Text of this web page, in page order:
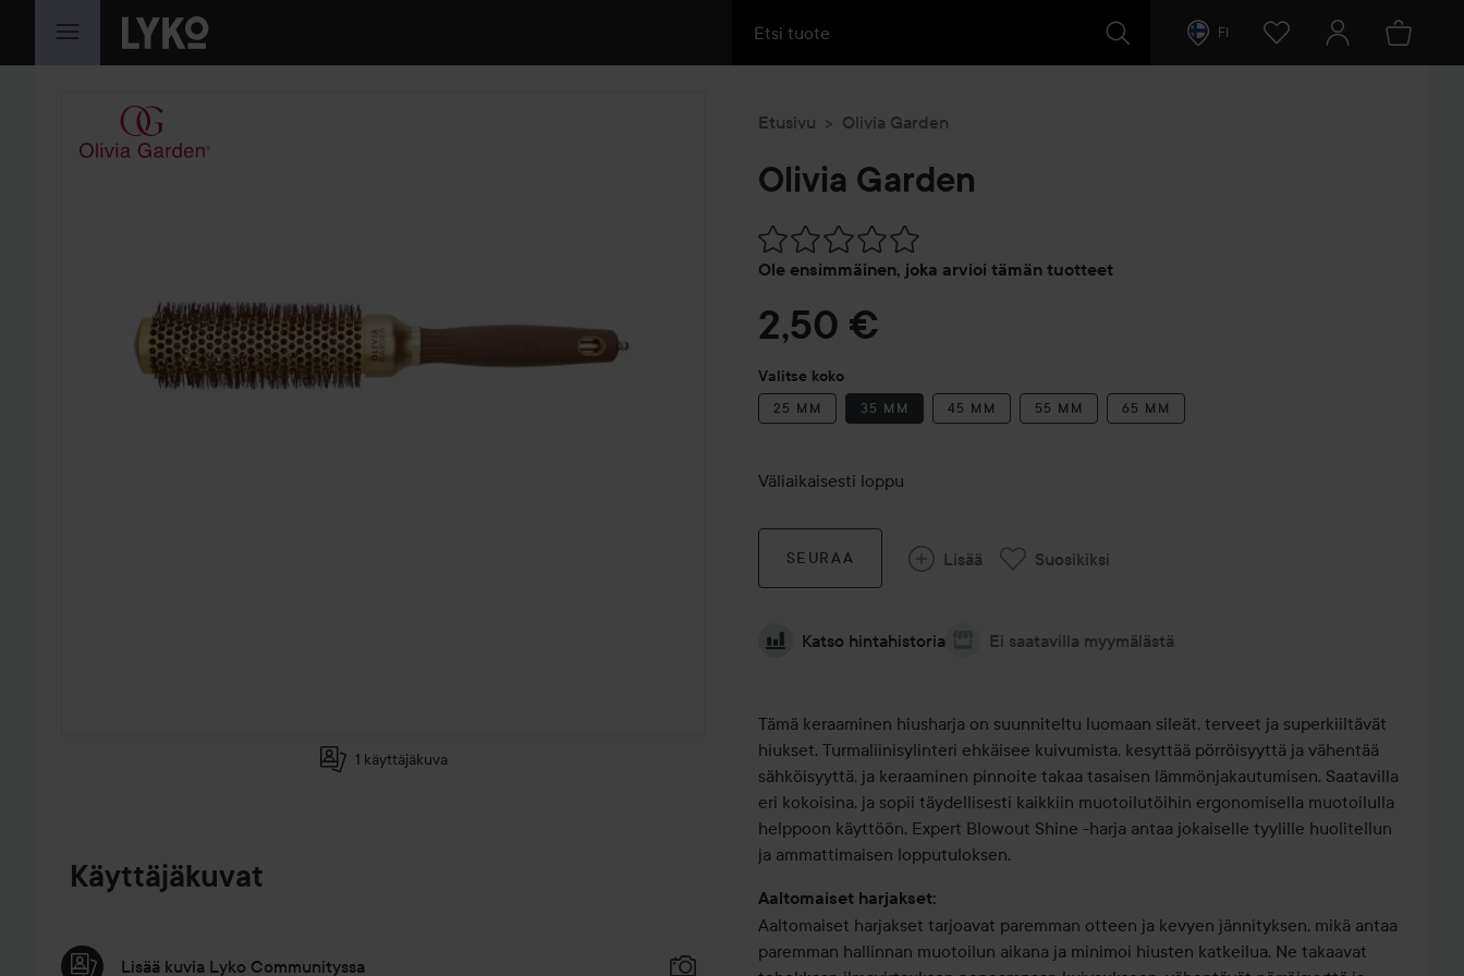
SIIRTYÄ JHK SISÄLTÖÖN FI
1 käyttäjäkuva
Käyttäjäkuvat
Lisää kuvia Lyko Communityssa
Etusivu Olivia Garden
Olivia Garden
Ole ensimmäinen, joka arvioi tämän tuotteet
Siirtyä jhk Arvosana & kommentit
2,50 €
Valitse koko
25 MM 35 MM 45 MM 55 MM 65 MM
Väliaikaisesti loppu
SEURAA Lisää Suosikiksi
Katso hintahistoria Ei saatavilla myymälästä
Tämä keraaminen hiusharja on suunniteltu luomaan sileät, terveet ja superkiiltävät
hiukset. Turmaliinisylinteri ehkäisee kuivumista, kesyttää pörröisyyttä ja vähentää
sähköisyyttä, ja keraaminen pinnoite takaa tasaisen lämmönjakautumisen. Saatavilla
eri kokoisina, ja sopii täydellisesti kaikkiin muotoilutöihin ergonomisella muotoilulla
helppoon käyttöön. Expert Blowout Shine -harja antaa jokaiselle tyylille huolitellun
ja ammattimaisen lopputuloksen.
Aaltomaiset harjakset:
Aaltomaiset harjakset tarjoavat paremman otteen ja kevyen jännityksen, mikä antaa
paremman hallinnan muotoilun aikana ja minimoi hiusten katkeilua. Ne takaavat